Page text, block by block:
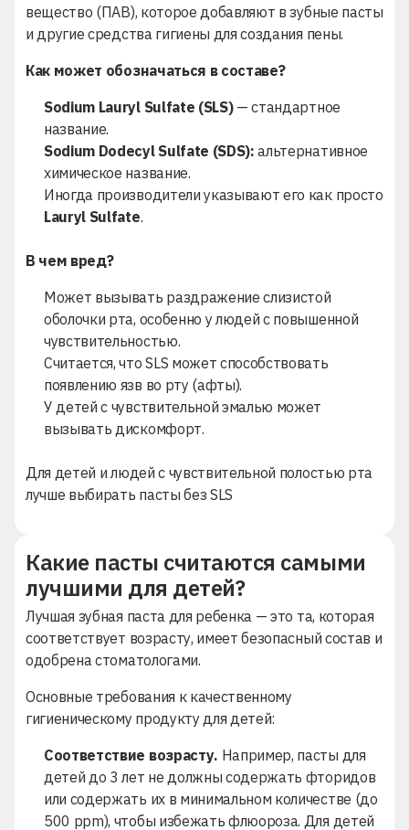
вещество (ПАВ), которое добавляют в зубные пасты
и другие средства гигиены для создания пены.
Как может обозначаться в составе?
Sodium Lauryl Sulfate (SLS)— стандартное
название.
Sodium Dodecyl Sulfate (SDS): альтернативное
химическое название.
Иногда производители указывают его как просто
Lauryl Sulfate.
В чем вред?
Может вызывать раздражение слизистой
оболочки рта, особенно у людей с повышенной
чувствительностью.
Считается, что SLS может способствовать
появлению язв во рту (афты).
У детей с чувствительной эмалью может
вызывать дискомфорт.
Для детей и людей с чувствительной полостью рта
лучше выбирать пасты без SLS
Какие пасты считаются самыми
лучшими для детей?
Лучшая зубная паста для ребенка — это та, которая
соответствует возрасту, имеет безопасный состав и
одобрена стоматологами.
Основные требования к качественному
гигиеническому продукту для детей:
Соответствие возрасту. Например, пасты для
детей до 3 лет не должны содержать фторидов
или содержать их в минимальном количестве (до
500 ppm), чтобы избежать флюороза. Для детей